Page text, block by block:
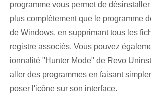
programme vous permet de
plus complètement que le programme
de Windows, en supprimant tous les
registre associés. Vous pouvez
ionnalité "Hunter Mode" de Revo
aller des programmes en faisant
poser l'icône sur son interface.